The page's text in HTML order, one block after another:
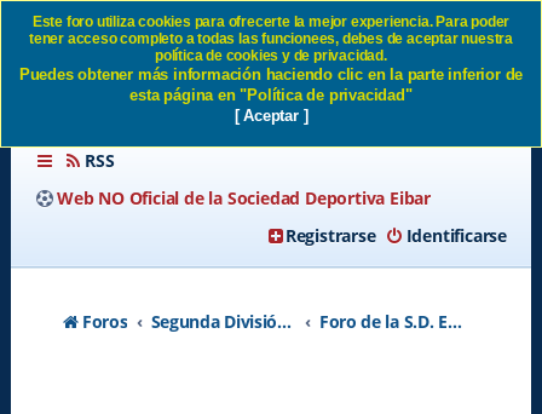
Eibar Azulgrana SD Eibar
RSS
Web NO Oficial de la Sociedad Deportiva Eibar
Identificarse
Registrarse
Foros Segunda División A - Temporada 2026-2027 Foro de la S.D. Eibar
Este foro utiliza cookies para ofrecerte la mejor experiencia. Para poder
tener acceso completo a todas las funcionees, debes de aceptar nuestra
política de cookies y de privacidad.
Puedes obtener más información haciendo clic en la parte inferior de
esta página en "Política de privacidad"
[ Aceptar ]